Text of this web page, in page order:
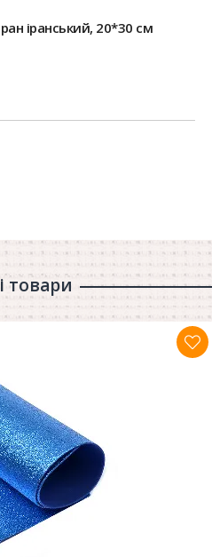
іранський, 20*30 см
товари